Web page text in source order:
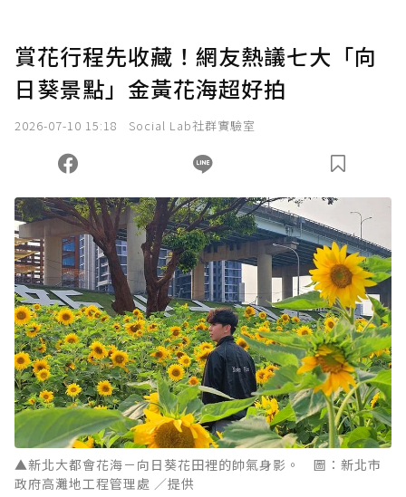
賞花行程先收藏！網友熱議七大「向
日葵景點」金黃花海超好拍
2026-07-10 15:18 Social Lab社群實驗室
▲新北大都會花海－向日葵花田裡的帥氣身影。 圖：新北市
政府高灘地工程管理處 ／提供